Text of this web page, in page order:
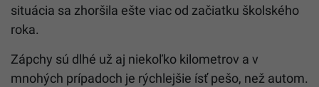
situácia sa zhoršila ešte viac od začiatku školského
roka.
Zápchy sú dlhé už aj niekoľko kilometrov a v
mnohých prípadoch je rýchlejšie ísť pešo, než autom.